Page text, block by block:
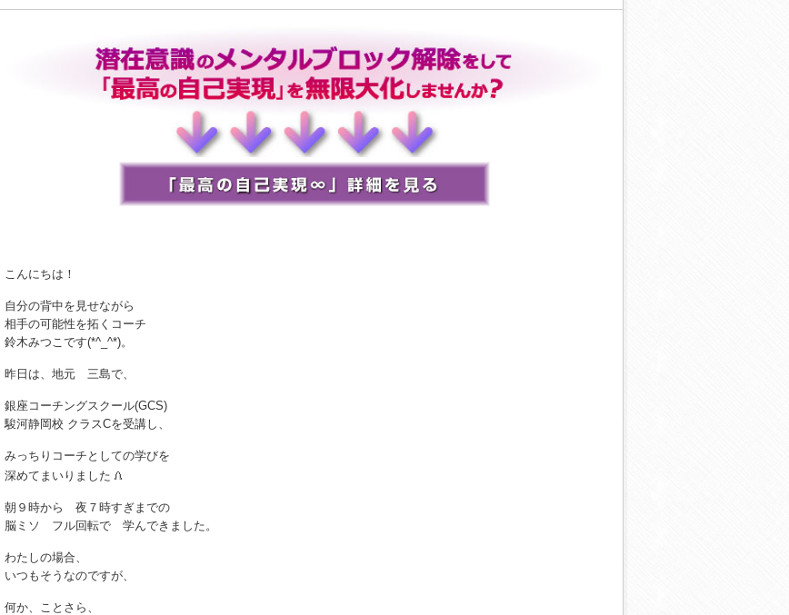
こんにちは！
自分の背中を見せながら
相手の可能性を拓くコーチ
鈴木みつこです(*^_^*)。
昨日は、地元 三島で、
銀座コーチングスクール(GCS)
駿河静岡校 クラスCを受講し、
みっちりコーチとしての学びを
深めてまいりました
朝９時から 夜７時すぎまでの
脳ミソ フル回転で 学んできました。
わたしの場合、
いつもそうなのですが、
何か、ことさら、